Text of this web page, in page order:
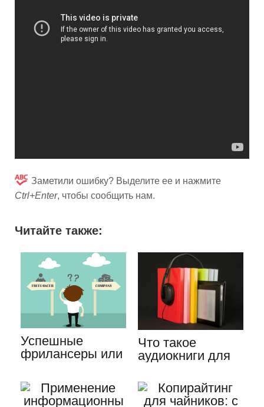
Заметили ошибку? Выделите ее и нажмите
Ctrl+Enter, чтобы сообщить нам.
Читайте также:
Успешные
фрилансеры или
тексты на
заказ…
Что такое
аудиокниги для
их преимущества